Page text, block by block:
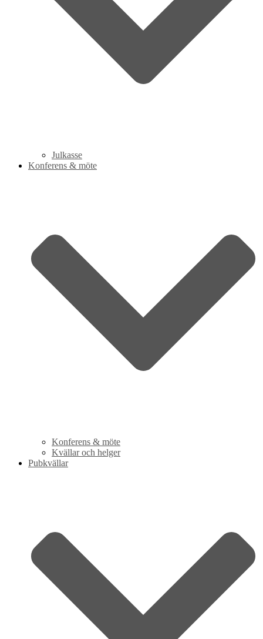
Julkasse
Konferens & möte
Konferens & möte
Kvällar och helger
Pubkvällar